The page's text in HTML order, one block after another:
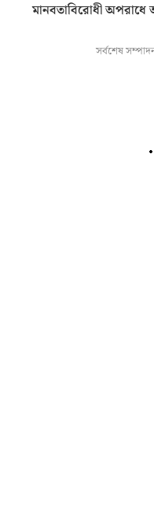
মানবতাবিরোধী
সর্বশেষ